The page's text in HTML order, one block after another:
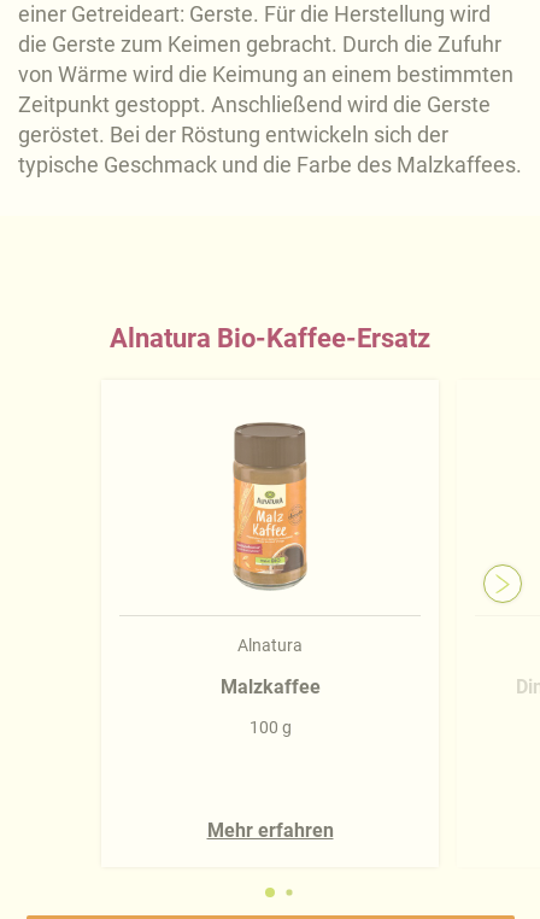
einer Getreideart: Gerste. Für die Herstellung wird
die Gerste zum Keimen gebracht. Durch die Zufuhr
von Wärme wird die Keimung an einem bestimmten
Zeitpunkt gestoppt. Anschließend wird die Gerste
geröstet. Bei der Röstung entwickeln sich der
typische Geschmack und die Farbe des Malzkaffees.
Alnatura Bio-Kaffee-Ersatz
Alnatura
Malzkaffee
100 g
Mehr erfahren